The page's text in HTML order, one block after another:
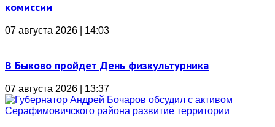
комиссии
07 августа 2026 | 14:03
В Быково пройдет День физкультурника
07 августа 2026 | 13:37